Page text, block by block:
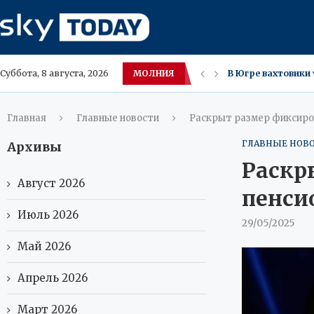
Суббота, 8 августа, 2026 МОЛНИЯ Внук Шарля де
Употребление
Оземпик‑фейс —
Налоговая РФ
В ХМАО цены на
Гигантские
Обрушившийся
30 минут
Главная Главные новости Раскрыт размер
ГЛАВНЫЕ
29/05/2025
Архивы
Август 2026
Июль 2026
Май 2026
Апрель 2026
Март 2026